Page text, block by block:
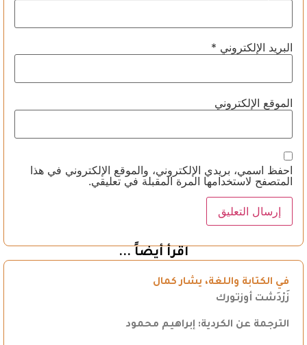
البريد الإلكتروني *
الموقع الإلكتروني
احفظ اسمي، بريدي الإلكتروني، والموقع الإلكتروني في هذا
المتصفح لاستخدامها المرة المقبلة في تعليقي.
اقرأ أيضاً ...
في الكتابة واللغة، يشار كمال
زَرْدَشت أوزتورك
الترجمة عن الكردية: إبراهيم محمود